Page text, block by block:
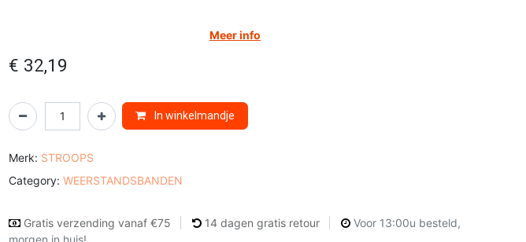
Meer info
€ 32,19
In winkelmandje
Merk: STROOPS
Category: WEERSTANDSBANDEN
Gratis verzending vanaf €75 14 dagen gratis retour
Voor 13:00u besteld,
morgen in huis!